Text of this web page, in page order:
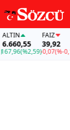
(%2,59)
FAİZ
39,92
-0,07(%-